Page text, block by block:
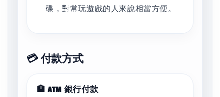
碟，對常玩遊戲的人來說相當方便。
💳 付款方式
🏦 ATM 銀行付款